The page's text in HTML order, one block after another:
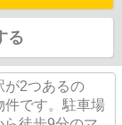
る
が2つあるの
件です。駐車場